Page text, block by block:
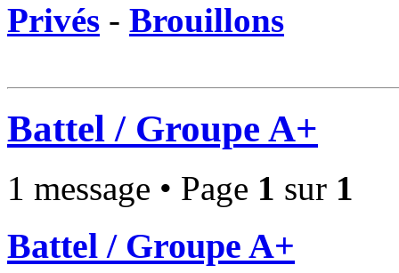
Privés - Brouillons
Battel / Groupe A+
1 message • Page 1 sur 1
Battel / Groupe A+